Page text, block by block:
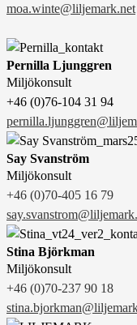
moa.winte@liljemark.net
Pernilla Ljunggren
Miljökonsult
+46 (0)76-104 31 94
Say Svanström
Miljökonsult
+46 (0)70-405 16 79
Stina Björkman
Miljökonsult
+46 (0)70-237 90 18